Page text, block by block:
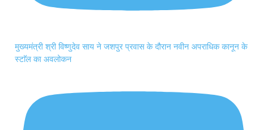
मुख्यमंत्री श्री विष्णुदेव साय ने जशपुर प्रवास के दौरान नवीन अपराधिक कानून के
स्टाॅल का अवलोकन